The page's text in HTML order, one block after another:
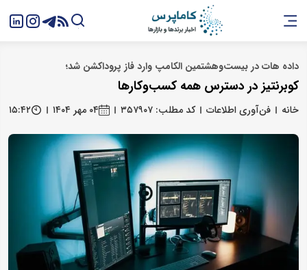
داده هات در بیست‌وهشتمین الکامپ وارد فاز پروداکشن شد؛
کوبرنتیز در دسترس همه کسب‌وکارها
خانه فن‌آوری اطلاعات کد مطلب: ۳۵۷۹۰۷ ۰۴ مهر ۱۴۰۴ ۱۵:۴۲